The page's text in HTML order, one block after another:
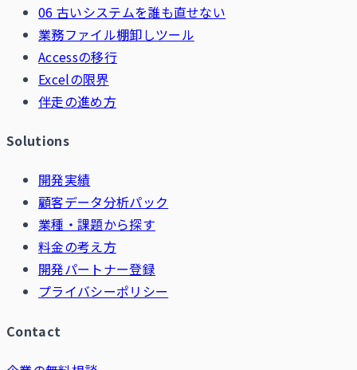
06 古いシステムを誰も直せない
業務ファイル棚卸しツール
Accessの移行
Excelの限界
伴走の進め方
Solutions
開発実績
顧客データ分析パック
業種・課題から探す
料金の考え方
開発パートナー登録
プライバシーポリシー
Contact